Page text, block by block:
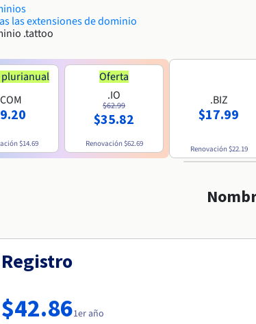
las extensiones de dominio
.tattoo
$14.69
Oferta
.IO
$62.99
$35.82
Renovación$62.69
.BIZ
$17.99
Renovación$22.19
Registro
$42.861er año